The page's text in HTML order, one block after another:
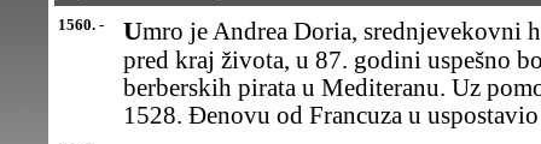
1560. -
Umro je Andrea Doria, srednjevekovni heroj Đenove, koji se do
pred kraj života, u 87. godini uspešno
berberskih pirata u Mediteranu. Uz
1528. Đenovu od Francuza u